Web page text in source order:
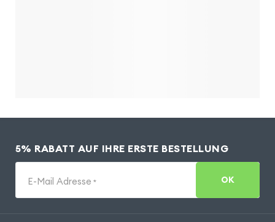
5% RABATT AUF IHRE ERSTE BESTELLUNG
E-Mail Adresse * OK